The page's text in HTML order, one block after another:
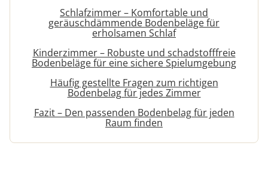
Schlafzimmer – Komfortable und
geräuschdämmende Bodenbeläge für
erholsamen Schlaf
Kinderzimmer – Robuste und schadstofffreie
Bodenbeläge für eine sichere Spielumgebung
Häufig gestellte Fragen zum richtigen
Bodenbelag für jedes Zimmer
Fazit – Den passenden Bodenbelag für jeden
Raum finden